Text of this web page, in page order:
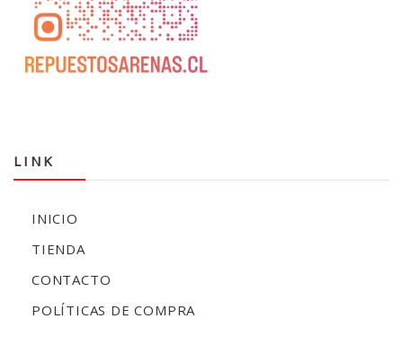
LINK
INICIO
TIENDA
CONTACTO
POLÍTICAS DE COMPRA